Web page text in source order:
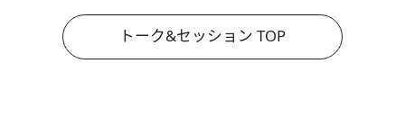
トーク&セッション TOP